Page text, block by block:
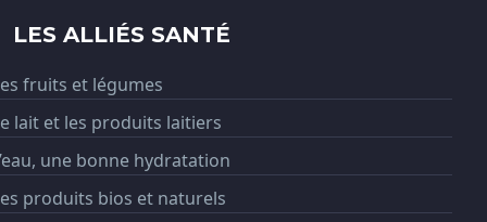
LES ALLIÉS SANTÉ
fruits et légumes
lait et les produits laitiers
une bonne hydratation
produits bios et naturels